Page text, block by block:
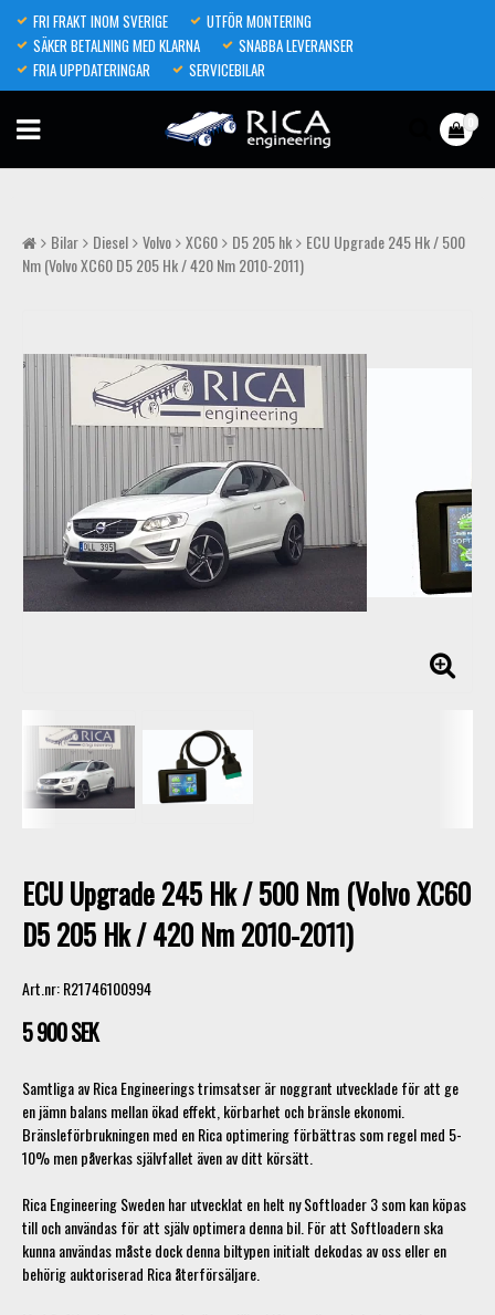
FRI FRAKT INOM SVERIGE
UTFÖR MONTERING
SÄKER BETALNING MED KLARNA
SNABBA LEVERANSER
FRIA UPPDATERINGAR
SERVICEBILAR
Bilar Diesel Volvo XC60 D5 205 hk
ECU Upgrade 245 Hk / 500
Nm (Volvo XC60 D5 205 Hk / 420 Nm 2010-2011)
ECU Upgrade 245 Hk / 500 Nm (Volvo XC60
D5 205 Hk / 420 Nm 2010-2011)
Art.nr: R21746100994
5 900 SEK
Samtliga av Rica Engineerings trimsatser är noggrant utvecklade för att ge
en jämn balans mellan ökad effekt, körbarhet och bränsle ekonomi.
Bränsleförbrukningen med en Rica optimering förbättras som regel med 5-
10% men påverkas självfallet även av ditt körsätt.
Rica Engineering Sweden har utvecklat en helt ny Softloader 3 som kan köpas
till och användas för att själv optimera denna bil. För att Softloadern ska
kunna användas måste dock denna biltypen initialt dekodas av oss eller en
behörig auktoriserad Rica återförsäljare.